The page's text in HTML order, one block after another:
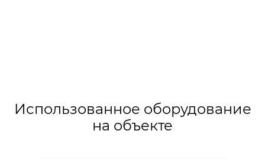
Использованное оборудование
на объекте